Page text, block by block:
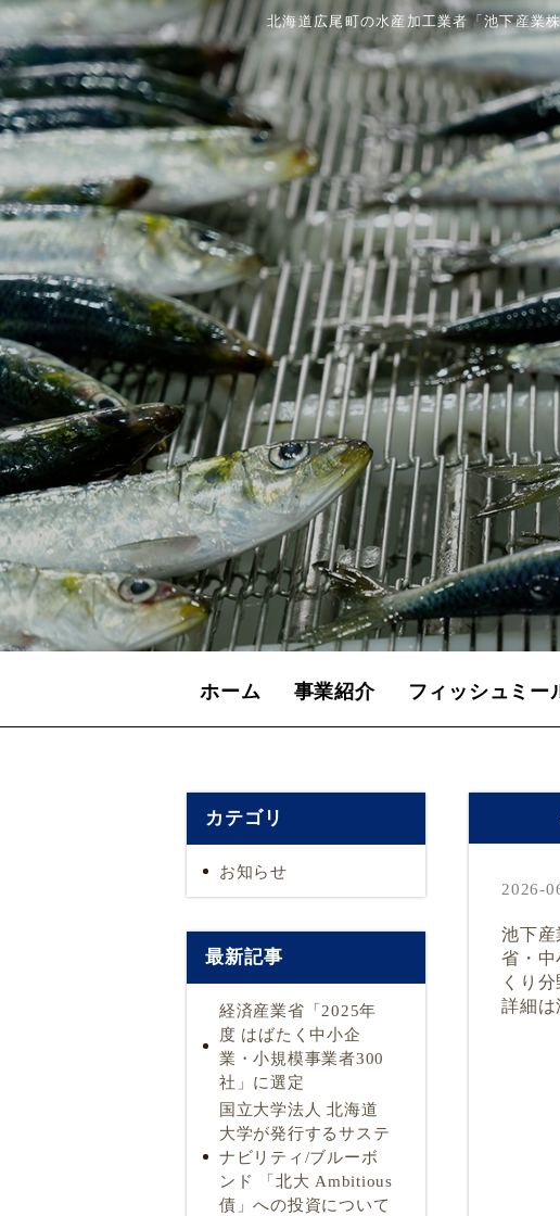
北海道広尾町の水産加工業者「池下産業
ホーム 事業紹介 フィッシュミー
カテゴリ
お知らせ
最新記事
経済産業省「2025年
度 はばたく中小企
業・小規模事業者300
社」に選定
国立大学法人 北海道
大学が発行するサステ
ナビリティ/ブルーボ
ンド 「北大 Ambitious
債」への投資について
2026-
池下産
省・中
くり
詳細は